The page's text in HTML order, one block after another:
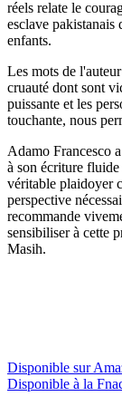
réels relate le
esclave pakistanais
enfants.
Les mots de
cruauté dont sont
puissante et les
touchante, nous
Adamo Francesco
à son écriture
véritable plaidoyer
perspective
recommande
sensibiliser à cette
Masih.
Disponible sur
Disponible à la